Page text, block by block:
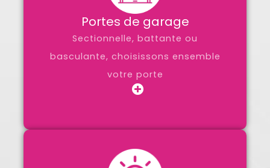
Portes de garage
Sectionnelle, battante ou
basculante, choisissons ensemble
votre porte